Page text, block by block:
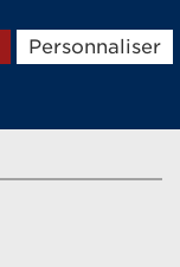
Personnaliser